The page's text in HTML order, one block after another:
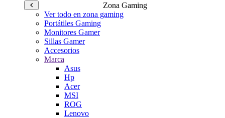
Zona Gaming
Ver todo en zona gaming
Portátiles Gaming
Monitores Gamer
Sillas Gamer
Accesorios
Marca
Asus
Hp
Acer
MSI
ROG
Lenovo